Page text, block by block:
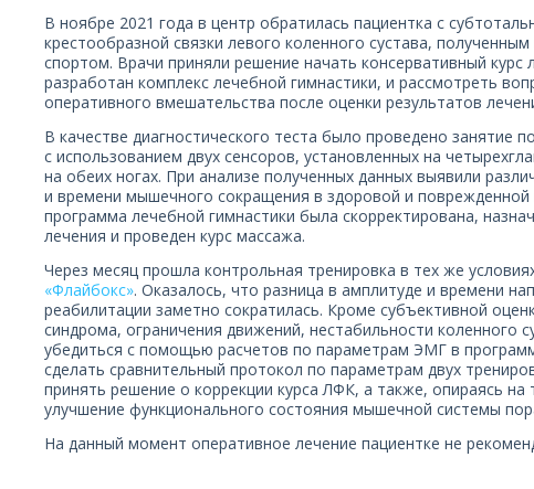
В ноябре 2021 года в центр обратилась пациентка с
крестообразной связки левого коленного сустава,
спортом. Врачи приняли решение начать консервативный курс
разработан комплекс лечебной гимнастики, и рассмотреть
оперативного вмешательства после оценки результатов
В качестве диагностического теста было проведено занятие
с использованием двух сенсоров, установленных на
на обеих ногах. При анализе полученных данных выявили
и времени мышечного сокращения в здоровой и поврежденной
программа лечебной гимнастики была скорректирована,
лечения и проведен курс массажа.
Через месяц прошла контрольная тренировка в тех же
«Флайбокс». Оказалось, что разница в амплитуде и времени
реабилитации заметно сократилась. Кроме субъективной
синдрома, ограничения движений, нестабильности коленного
убедиться с помощью расчетов по параметрам ЭМГ в
сделать сравнительный протокол по параметрам двух
принять решение о коррекции курса ЛФК, а также, опираясь
улучшение функционального состояния мышечной системы
На данный момент оперативное лечение пациентке не